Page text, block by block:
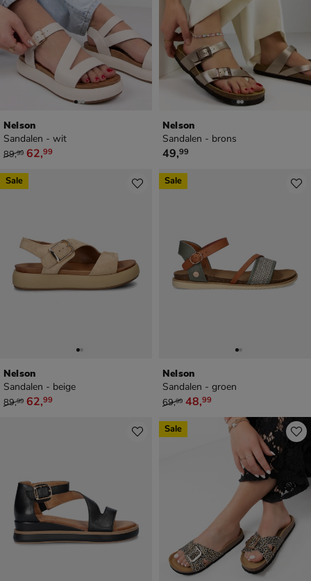
Nelson
Sandalen - wit
van € 89,99 voor € 62,99
89,99 62,99
Nelson
Sandalen - brons
€ 49,99
49,99
Nelson
Sandalen - beige
van € 89,99 voor € 62,99
89,99 62,99
Sale
Nelson
Sandalen - groen
van € 69,99 voor € 48,99
69,99 48,99
Sale
Sale